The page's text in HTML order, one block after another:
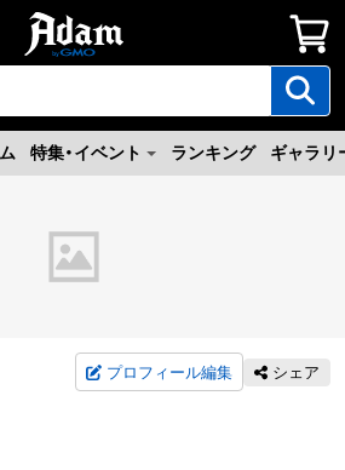
特集・イベント ランキング ギャラリ
プロフィール編集 シェア